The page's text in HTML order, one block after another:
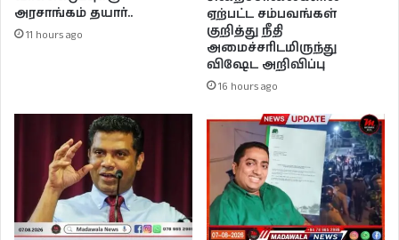
அரசாங்கம் தயார்..
11 hours ago
ஏற்பட்ட சம்பவங்கள்
குறித்து நீதி
அமைச்சரிடமிருந்து
விஷேட அறிவிப்பு
16 hours ago